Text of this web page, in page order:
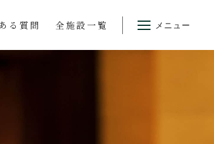
メニュー
る質問 全施設一覧